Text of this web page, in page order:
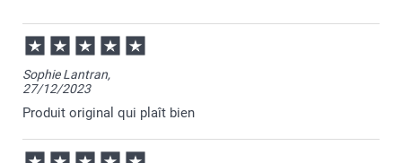
03/07/2024
13:39
Bonjour Nelly,
Nous vous remercions pour cette évaluation
positive :-)
Au plaisir de vous servir à nouveau,
Sophie Lantran,
27/12/2023
Produit original qui plaît bien